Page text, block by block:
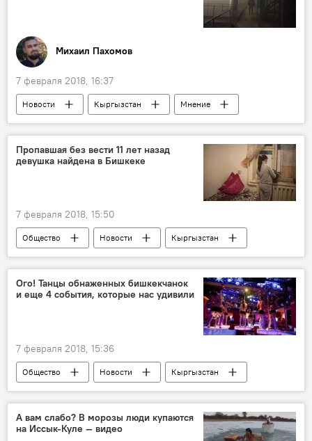
Михаил Пахомов
7 февраля 2018, 16:37
Новости Кыргызстан
Мнение
экономика
Колумнисты
Китай
модернизация
Авария на ТЭЦ Бишкека
Пропавшая без вести 11 лет назад
девушка найдена в Бишкеке
7 февраля 2018, 15:50
Общество Новости
Кыргызстан
Бишкек
пропажа девушка
Ого! Танцы обнаженных бишкекчанок
и еще 4 события, которые нас удивили
7 февраля 2018, 15:36
Общество Новости
Кыргызстан
события
депутат
школа
город
преступность
Ого! Все события, которые удивили кыргызстанцев
А вам слабо? В морозы люди купаются
на Иссык-Куле — видео